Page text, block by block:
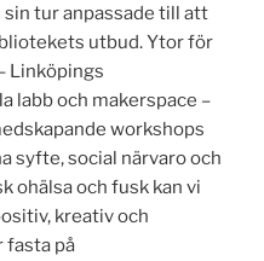
tur anpassade till att
utbud. Ytor för
Linköpings
labb och makerspace –
workshops
syfte, social närvaro och
ohälsa och fusk kan vi
kreativ och
fasta på